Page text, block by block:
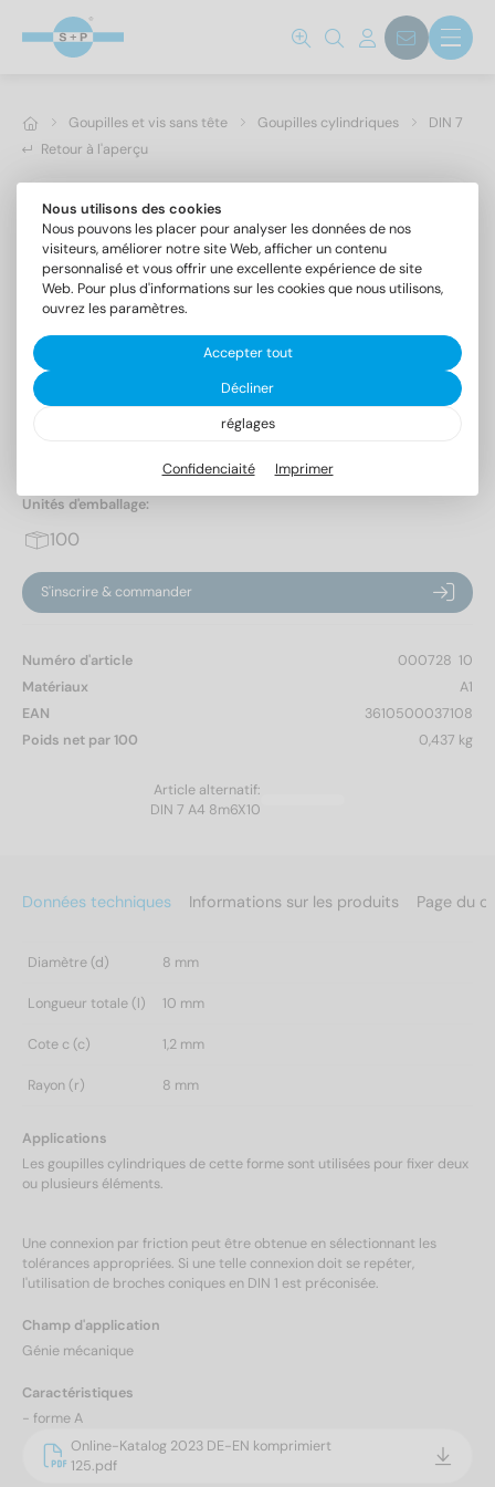
Goupilles et vis sans tête Goupilles cylindriques DIN 7
Retour à l'aperçu
DIN 7 1.4305 8m6X10
Goupilles cylindriques forme A, tolérance m6
Unités d'emballage:
100
S'inscrire & commander
Numéro d'article
000728  10
Matériaux
A1
EAN
3610500037108
Poids net par 100
0,437 kg
Article alternatif:
DIN 7 A4 8m6X10
Données techniques Informations sur les produits Page du
Diamètre (d) 8 mm
Longueur totale (l) 10 mm
Cote c (c) 1,2 mm
Rayon (r) 8 mm
Applications
Les goupilles cylindriques de cette forme sont utilisées pour fixer deux
ou plusieurs éléments.
Une connexion par friction peut être obtenue en sélectionnant les
tolérances appropriées. Si une telle connexion doit se repéter,
l'utilisation de broches coniques en DIN 1 est préconisée.
Champ d'application
Génie mécanique
Caractéristiques
- forme A
Online-Katalog 2023 DE-EN komprimiert
125.pdf
Nous utilisons des cookies
Nous pouvons les placer pour analyser les données de nos
visiteurs, améliorer notre site Web, afficher un contenu
personnalisé et vous offrir une excellente expérience de site
Web. Pour plus d'informations sur les cookies que nous utilisons,
ouvrez les paramètres.
Accepter tout
Décliner
réglages
Confidenciaité Imprimer